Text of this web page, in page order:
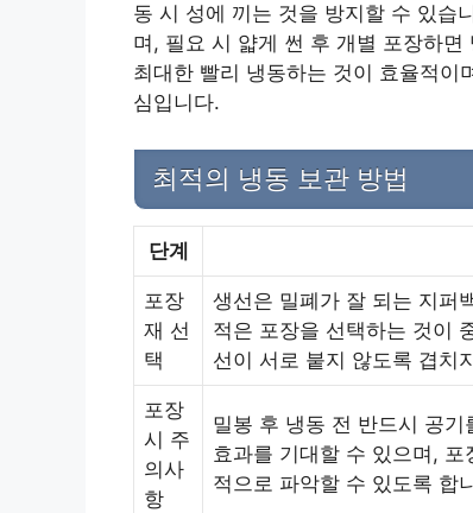
동 시 성에 끼는 것을 방지할 수 있습
며, 필요 시 얇게 썬 후 개별 포장하
최대한 빨리 냉동하는 것이 효율적이
심입니다.
최적의 냉동 보관 방법
단계
포장
재 선
택
생선은 밀폐가 잘 되는 지퍼
적은 포장을 선택하는 것이
선이 서로 붙지 않도록 겹치
포장
시 주
의사
항
밀봉 후 냉동 전 반드시 공
효과를 기대할 수 있으며,
적으로 파악할 수 있도록 합